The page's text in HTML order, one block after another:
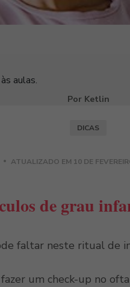
aulas.
Por Ketlin
DICAS
ATUALIZADO EM 10 DE
de grau
faltar neste ritual de
um check-up no